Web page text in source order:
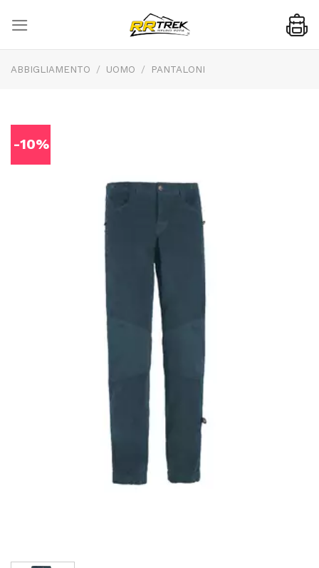
content
ABBIGLIAMENTO / UOMO / PANTALONI
-10%